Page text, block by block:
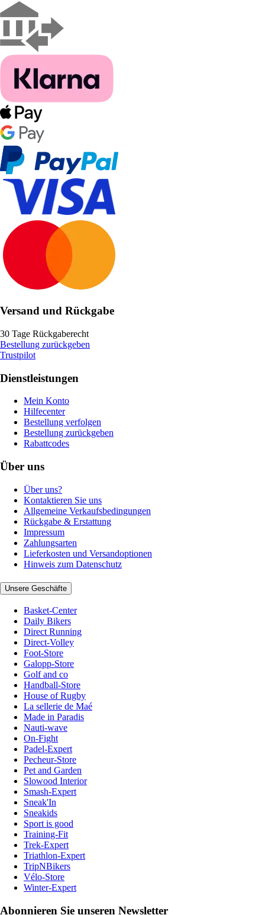
Versand und Rückgabe
30 Tage Rückgaberecht
Bestellung zurückgeben
Trustpilot
Dienstleistungen
Mein Konto
Hilfecenter
Bestellung verfolgen
Bestellung zurückgeben
Rabattcodes
Über uns
Über uns?
Kontaktieren Sie uns
Allgemeine Verkaufsbedingungen
Rückgabe & Erstattung
Impressum
Zahlungsarten
Lieferkosten und Versandoptionen
Hinweis zum Datenschutz
Unsere Geschäfte
Basket-Center
Daily Bikers
Direct Running
Direct-Volley
Foot-Store
Galopp-Store
Golf and co
Handball-Store
House of Rugby
La sellerie de Maé
Made in Paradis
Nauti-wave
On-Fight
Padel-Expert
Pecheur-Store
Pet and Garden
Slowood Interior
Smash-Expert
Sneak'In
Sneakids
Sport is good
Training-Fit
Trek-Expert
Triathlon-Expert
TripNBikers
Vélo-Store
Winter-Expert
Abonnieren Sie unseren Newsletter